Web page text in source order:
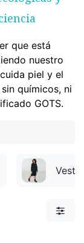
que está
nuestro
piel y el
químicos, ni
GOTS.